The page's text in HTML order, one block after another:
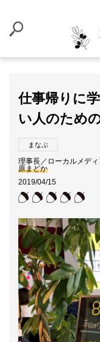
仕事帰りに
い人のため
まなぶ
理事長／ローカルメデ
原まどか
2019/04/15